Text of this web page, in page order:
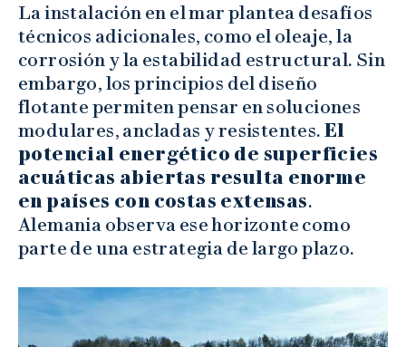
La instalación en el mar plantea desafíos
técnicos adicionales, como el oleaje, la
corrosión y la estabilidad estructural. Sin
embargo, los principios del diseño
flotante permiten pensar en soluciones
modulares, ancladas y resistentes. El
potencial energético de superficies
acuáticas abiertas resulta enorme
en países con costas extensas.
Alemania observa ese horizonte como
parte de una estrategia de largo plazo.